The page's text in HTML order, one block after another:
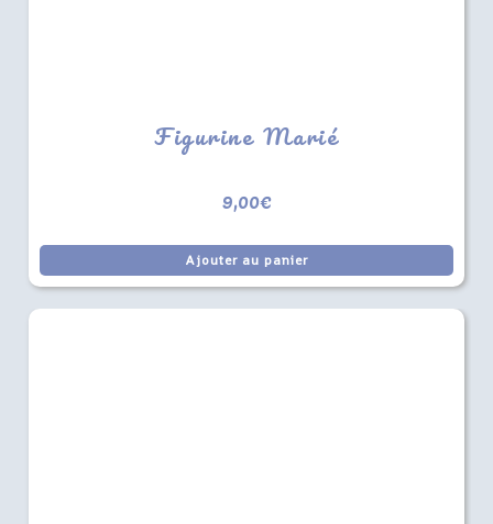
Figurine Marié
9,00€
Ajouter au panier